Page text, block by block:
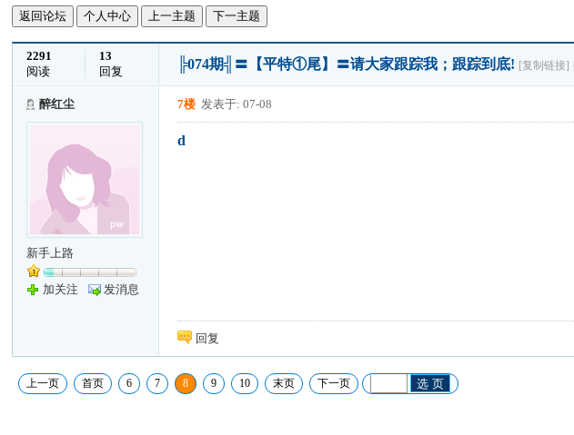
返回论坛 个人中心 上一主题 下一主题
2291
阅读
13
回复
╠074期╣〓【平特①尾】〓请大家跟踪我；跟踪到底! [复制链接]
醉红尘
新手上路
加关注 发消息
7楼 发表于: 07-08
d
回复
上一页 首页 6 7 8 9 10 末页 下一页 选 页